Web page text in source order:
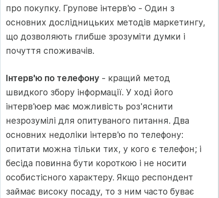
про покупку. Групове інтерв'ю - Один з
основних дослідницьких методів маркетингу,
що дозволяють глибше зрозуміти думки і
почуття споживачів.
Інтерв'ю по телефону - кращий метод
швидкого збору інформації. У ході його
інтерв'юер має можливість роз'яснити
незрозумілі для опитуваного питання. Два
основних недоліки інтерв'ю по телефону:
опитати можна тільки тих, у кого є телефон; і
бесіда повинна бути короткою і не носити
особистісного характеру. Якщо респондент
займає високу посаду, то з ним часто буває